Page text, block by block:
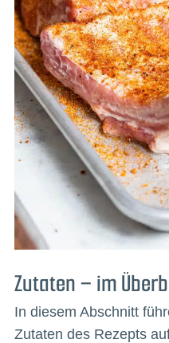
Zutaten – im
In diesem Abschnitt
Zutaten des Rezepts